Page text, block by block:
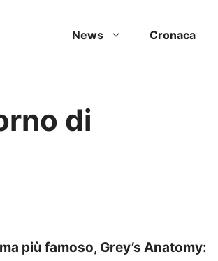
News Cronaca
di
più famoso, Grey’s Anatomy: